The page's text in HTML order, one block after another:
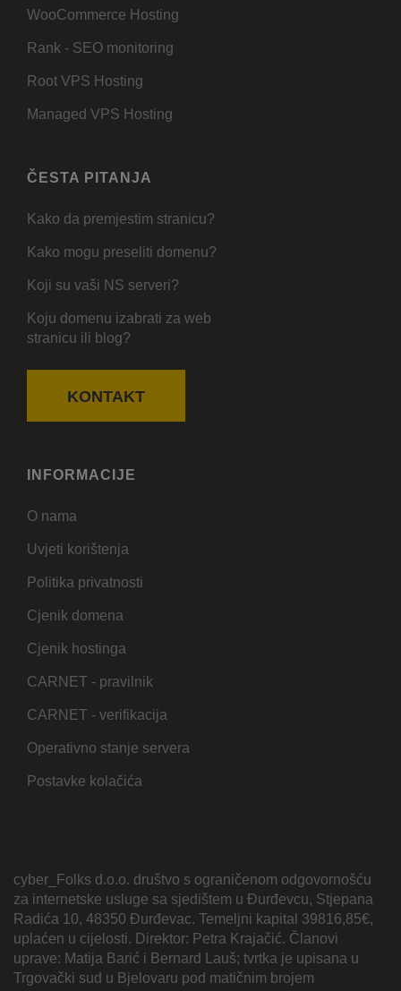
WooCommerce Hosting
Rank - SEO monitoring
Root VPS Hosting
Managed VPS Hosting
ČESTA PITANJA
Kako da premjestim stranicu?
Kako mogu preseliti domenu?
Koji su vaši NS serveri?
Koju domenu izabrati za web
stranicu ili blog?
KONTAKT
INFORMACIJE
O nama
Uvjeti korištenja
Politika privatnosti
Cjenik domena
Cjenik hostinga
CARNET - pravilnik
CARNET - verifikacija
Operativno stanje servera
Postavke kolačića
cyber_Folks d.o.o. društvo s ograničenom odgovornošću
za internetske usluge sa sjedištem u Đurđevcu, Stjepana
Radića 10, 48350 Đurđevac. Temeljni kapital 39816,85€,
uplaćen u cijelosti. Direktor: Petra Krajačić. Članovi
uprave: Matija Barić i Bernard Lauš; tvrtka je upisana u
Trgovački sud u Bjelovaru pod matičnim brojem